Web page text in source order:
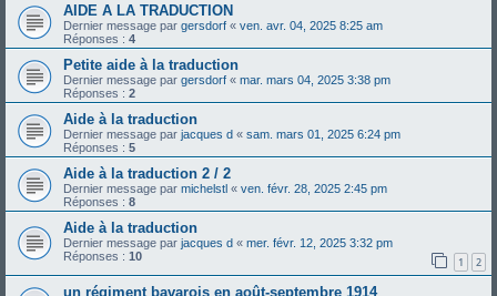
AIDE A LA TRADUCTION
Dernier message par gersdorf « ven. avr. 04, 2025 8:25 am
Réponses : 4
Petite aide à la traduction
Dernier message par gersdorf « mar. mars 04, 2025 3:38 pm
Réponses : 2
Aide à la traduction
Dernier message par jacques d « sam. mars 01, 2025 6:24 pm
Réponses : 5
Aide à la traduction 2 / 2
Dernier message par michelstl « ven. févr. 28, 2025 2:45 pm
Réponses : 8
Aide à la traduction
Dernier message par jacques d « mer. févr. 12, 2025 3:32 pm
Réponses : 10 1 2
un régiment bavarois en août-septembre 1914